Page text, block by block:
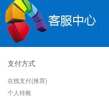
支付方式
在线支付(推荐)
个人转账